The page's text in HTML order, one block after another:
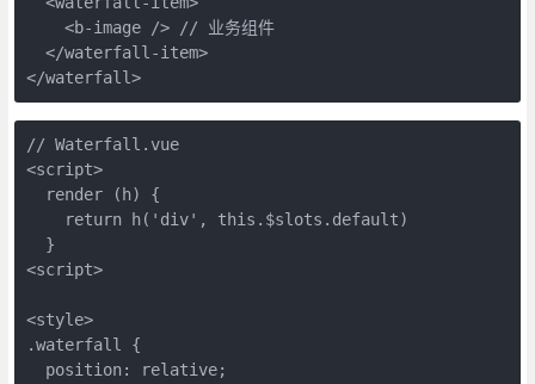
    <b-image /> // 业务组件
  </waterfall-item>
</waterfall>
// Waterfall.vue
<script>
  render (h) {
    return h('div', this.$slots.default)
  }
<script>
<style>
.waterfall {
  position: relative;